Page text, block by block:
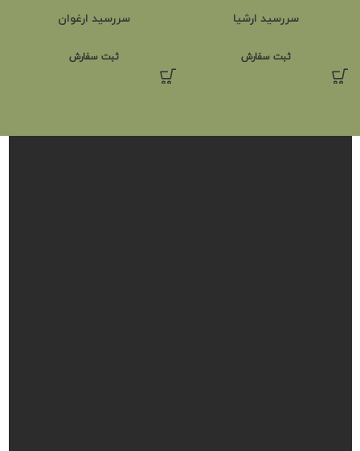
سررسید ارشیا
ثبت سفارش
سررسید ارغوان
ثبت سفارش